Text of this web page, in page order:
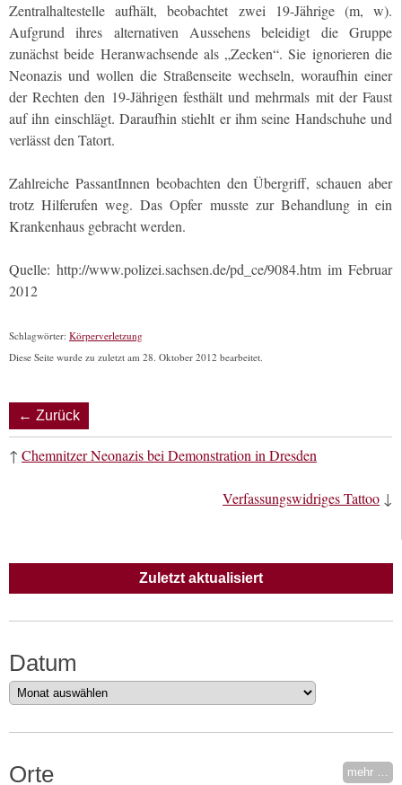
Zentralhaltestelle aufhält, beobachtet zwei 19-Jährige (m, w).
Aufgrund ihres alternativen Aussehens beleidigt die Gruppe
zunächst beide Heranwachsende als „Zecken“. Sie ignorieren die
Neonazis und wollen die Straßenseite wechseln, woraufhin einer
der Rechten den 19-Jährigen festhält und mehrmals mit der Faust
auf ihn einschlägt. Daraufhin stiehlt er ihm seine Handschuhe und
verlässt den Tatort.
Zahlreiche PassantInnen beobachten den Übergriff, schauen aber
trotz Hilferufen weg. Das Opfer musste zur Behandlung in ein
Krankenhaus gebracht werden.
Quelle: http://www.polizei.sachsen.de/pd_ce/9084.htm im Februar
2012
Schlagwörter: Körperverletzung
Diese Seite wurde zu zuletzt am 28. Oktober 2012 bearbeitet.
← Zurück
↑ Chemnitzer Neonazis bei Demonstration in Dresden
Verfassungswidriges Tattoo ↓
Zuletzt aktualisiert
Datum
Datum
Orte mehr …